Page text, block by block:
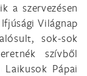
a szervezésen
Világnap
sok-sok
szívből
Pápai